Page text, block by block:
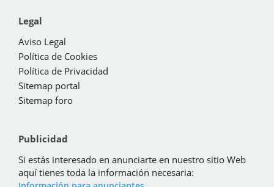
Legal
Aviso Legal
Política de Cookies
Política de Privacidad
Sitemap portal
Sitemap foro
Publicidad
Si estás interesado en anunciarte en nuestro sitio Web
aquí tienes toda la información necesaria: